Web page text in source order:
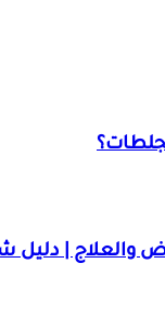
والعلاج | دليل